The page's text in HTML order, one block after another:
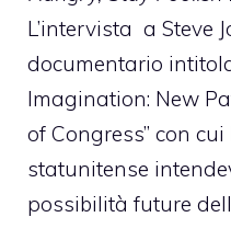
L’intervista a Steve
documentario
Imagination: New
of Congress” con
statunitense
possibilità future